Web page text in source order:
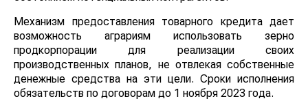
Механизм предоставления товарного кредита дает
возможность аграриям использовать зерно
продкорпорации для реализации своих
производственных планов, не отвлекая собственные
денежные средства на эти цели. Сроки исполнения
обязательств по договорам до 1 ноября 2023 года.